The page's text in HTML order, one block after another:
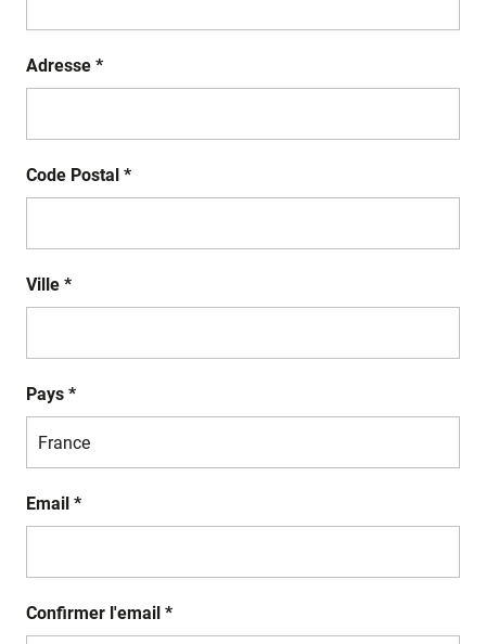
Adresse *
Code Postal *
Ville *
Pays *
Email *
Confirmer l'email *